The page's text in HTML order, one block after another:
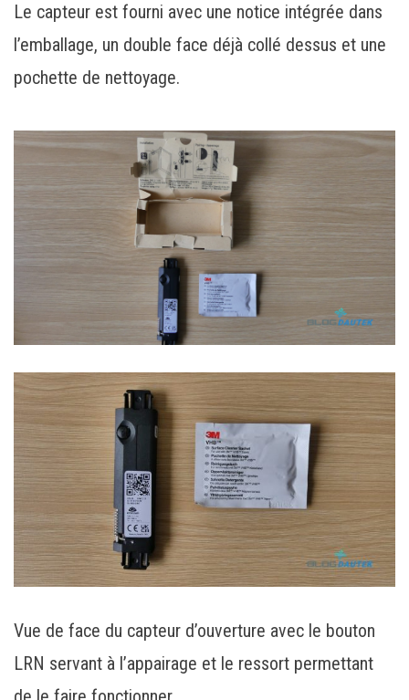
Le capteur est fourni avec une notice intégrée dans
l’emballage, un double face déjà collé dessus et une
pochette de nettoyage.
Vue de face du capteur d’ouverture avec le bouton
LRN servant à l’appairage et le ressort permettant